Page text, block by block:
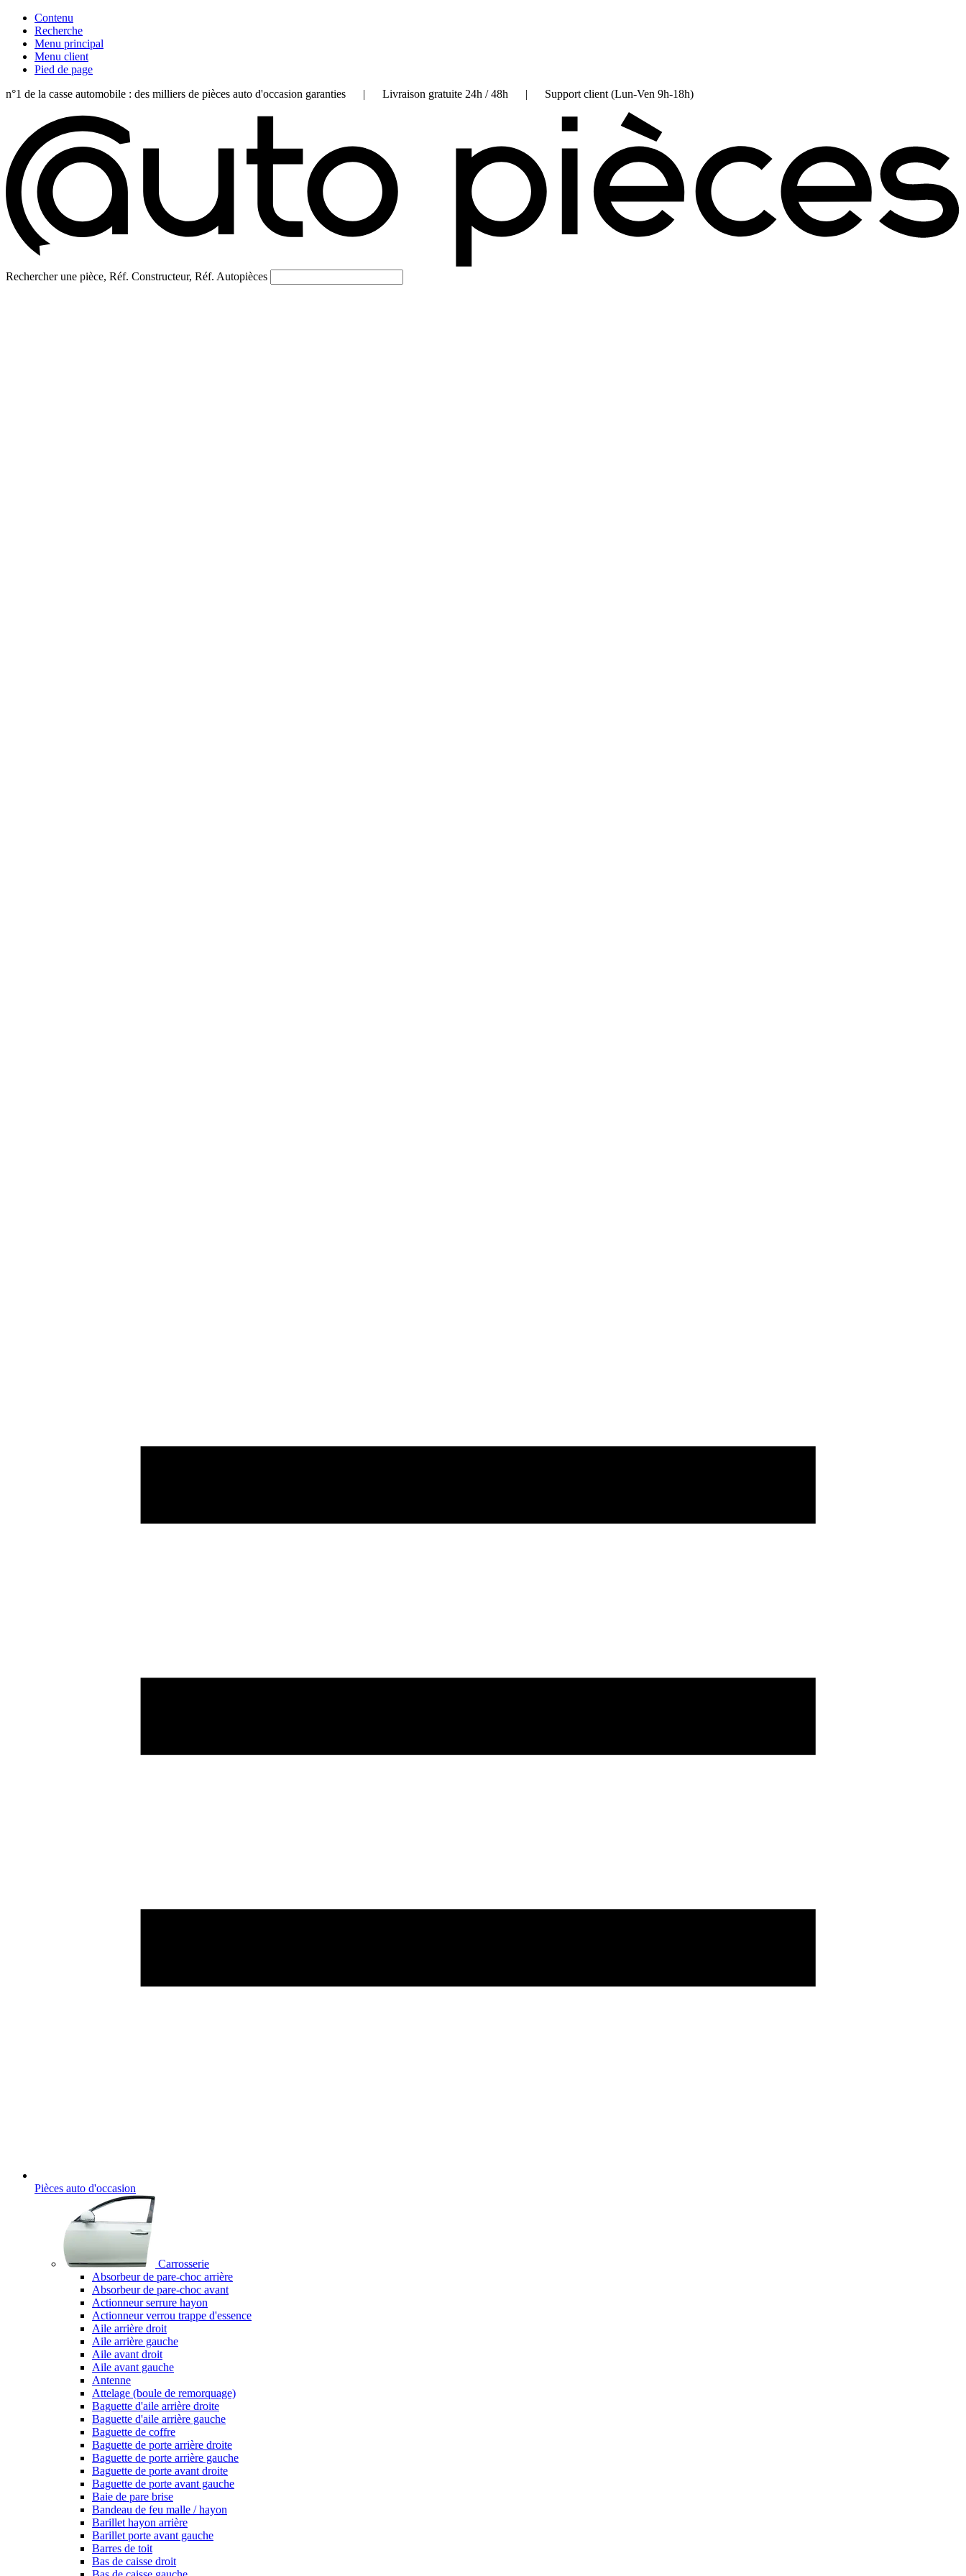
Contenu
Recherche
Menu principal
Menu client
Pied de page
n°1 de la casse automobile : des milliers de pièces auto d'occasion garanties | Livraison gratuite 24h / 48h | Support client (Lun-Ven 9h-18h)
Rechercher une pièce, Réf. Constructeur, Réf. Autopièces
Pièces auto d'occasion
Carrosserie
Absorbeur de pare-choc arrière
Absorbeur de pare-choc avant
Actionneur serrure hayon
Actionneur verrou trappe d'essence
Aile arrière droit
Aile arrière gauche
Aile avant droit
Aile avant gauche
Antenne
Attelage (boule de remorquage)
Baguette d'aile arrière droite
Baguette d'aile arrière gauche
Baguette de coffre
Baguette de porte arrière droite
Baguette de porte arrière gauche
Baguette de porte avant droite
Baguette de porte avant gauche
Baie de pare brise
Bandeau de feu malle / hayon
Barillet hayon arrière
Barillet porte avant gauche
Barres de toit
Bas de caisse droit